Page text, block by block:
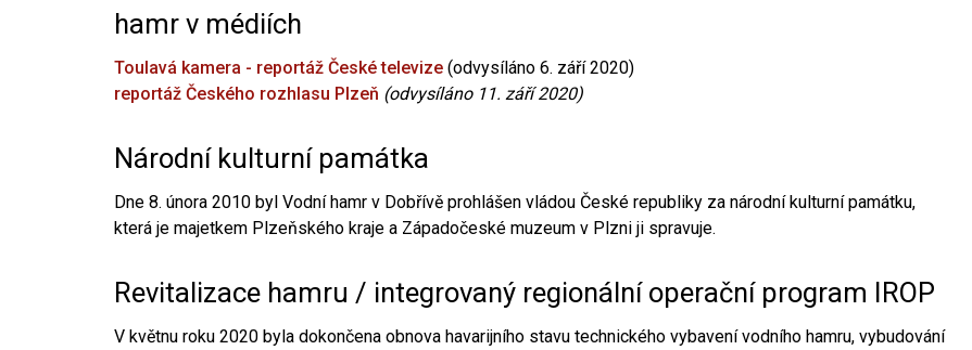
hamr v médiích
Toulavá kamera - reportáž České televize (odvysíláno 6. září 2020)
reportáž Českého rozhlasu Plzeň (odvysíláno 11. září 2020)
Národní kulturní památka
Dne 8. února 2010 byl Vodní hamr v Dobřívě prohlášen vládou České republiky za národní kulturní památku,
která je majetkem Plzeňského kraje a Západočeské muzeum v Plzni ji spravuje.
Revitalizace hamru / integrovaný regionální operační program IROP
V květnu roku 2020 byla dokončena obnova havarijního stavu technického vybavení vodního hamru, vybudování